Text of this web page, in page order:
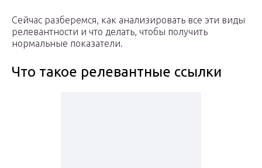
Сейчас разберемся, как анализировать все эти виды
релевантности и что делать, чтобы получить
нормальные показатели.
Что такое релевантные ссылки